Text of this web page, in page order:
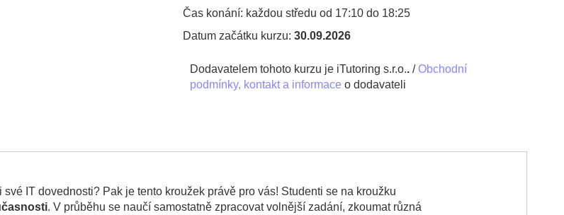
Čas konání: každou středu od 17:10 do 18:25
Datum začátku kurzu: 30.09.2026
Dodavatelem tohoto kurzu je iTutoring s.r.o.. /Obchodní
podmínky, kontakt a informace o dodavateli
své IT dovednosti? Pak je tento kroužek právě pro vás! Studenti se na kroužku
. V průběhu se naučí samostatně zpracovat volnější zadání, zkoumat různá